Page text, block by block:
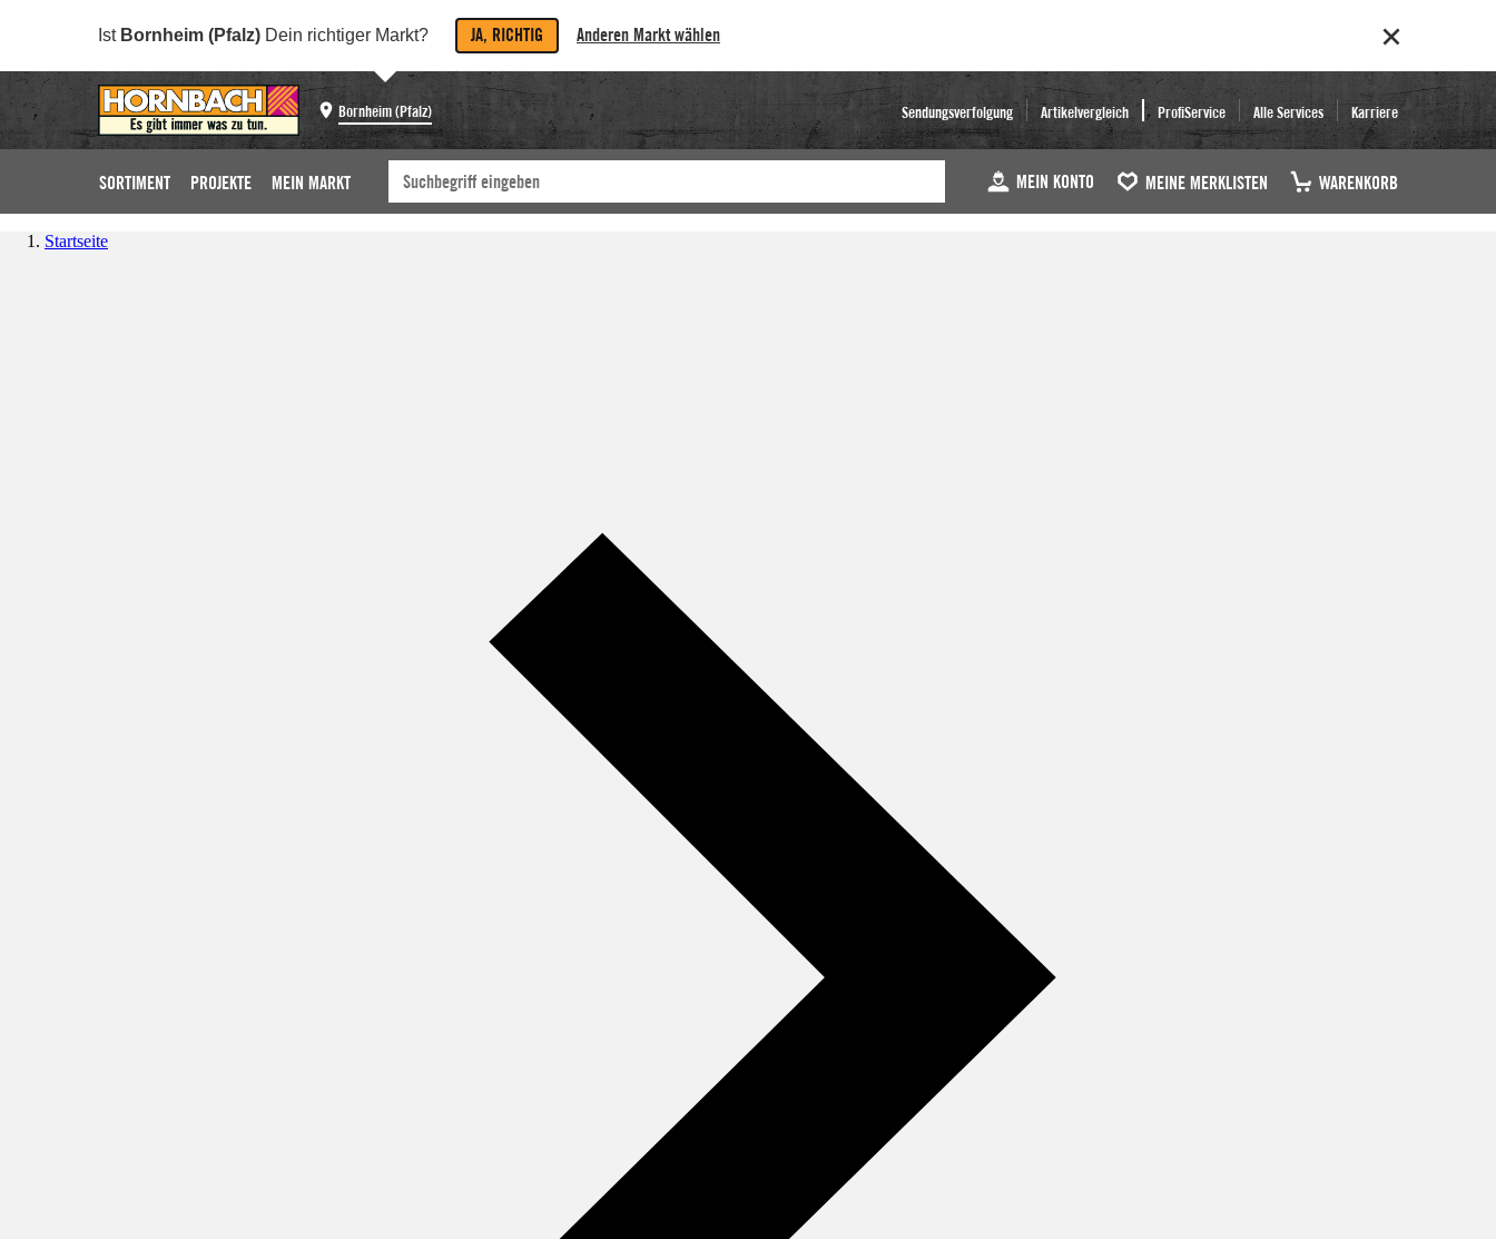
Ist Bornheim (Pfalz) Dein richtiger Markt? JA, RICHTIG Anderen Markt wählen
Bornheim (Pfalz) Sendungsverfolgung Artikelvergleich ProfiService Alle Services Karriere
SORTIMENT PROJEKTE MEIN MARKT MEIN KONTO MEINE MERKLISTEN WARENKORB
Startseite